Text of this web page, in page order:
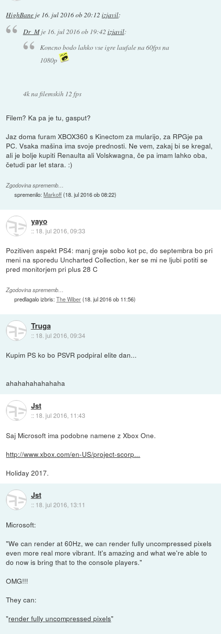
HighBane je 16. jul 2016 ob 20:12 izjavil:
Dr_Mje 16. jul 2016 ob 19:42 izjavil:
Koncno bodo lahko vse igre laufale na 60fps na
1080p
4k na filemskih 12 fps
Filem? Ka pa je tu, gasput?
Jaz doma furam XBOX360 s Kinectom za mularijo, za RPGje pa
PC. Vsaka mašina ima svoje prednosti. Ne vem, zakaj bi se kregal,
ali je bolje kupiti Renaulta ali Volskwagna, če pa imam lahko oba,
četudi par let stara. :)
Zgodovina sprememb…
spremenilo:Markoff(18. jul 2016 ob 08:22)
yayo
:: 18. jul 2016, 09:33
Pozitiven aspekt PS4: manj greje sobo kot pc, do septembra bo pri
meni na sporedu Uncharted Collection, ker se mi ne ljubi potiti se
pred monitorjem pri plus 28 C
Zgodovina sprememb…
predlagalo izbris:The Wiber(18. jul 2016 ob 11:56)
Truga
:: 18. jul 2016, 09:34
Kupim PS ko bo PSVR podpiral elite dan...
ahahahahahahaha
Jst
:: 18. jul 2016, 11:43
Saj Microsoft ima podobne namene z Xbox One.
http://www.xbox.com/en-US/project-scorp...
Holiday 2017.
Jst
:: 18. jul 2016, 13:11
Microsoft:
"We can render at 60Hz, we can render fully uncompressed pixels
even more real more vibrant. It's amazing and what we're able to
do now is bring that to the console players."
OMG!!!
They can:
"render fully uncompressed pixels"